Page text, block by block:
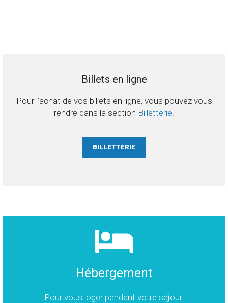
Billets en ligne
Pour l’achat de vos billets en ligne, vous pouvez vous
rendre dans la section Billetterie
BILLETTERIE
Hébergement
Pour vous loger pendant votre séjour!